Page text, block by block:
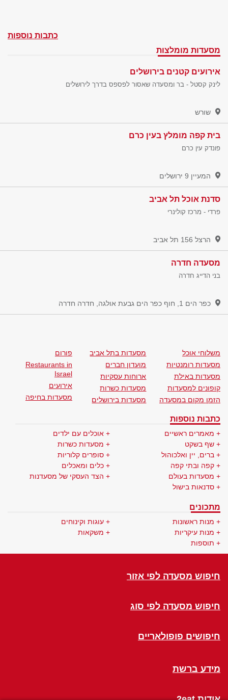
כתבות נוספות
מסעדות מומלצות
אירועים קטנים בירושלים
לינק קסטל - בר ומסעדה שאסור לפספס בדרך לירושלים
שורש
בית קפה מומלץ בעין כרם
פונדק עין כרם
המעיין 9 ירושלים
סדנת אוכל תל אביב
פרדי - מרכז קולינרי
הרצל 156 תל אביב
מסעדה חדרה
בני הדייג חדרה
כפר הים 1, חוף כפר הים גבעת אולגה, חדרה חדרה
משלוחי אוכל
מסעדות רומנטיות
מסעדות באילת
קופונים למסעדות
הזמן מקום במסעדה
מסעדות בתל אביב
מועדון חברים
ארוחות עסקיות
מסעדות כשרות
מסעדות בירושלים
פורום
Restaurants in
Israel
אירועים
מסעדות בחיפה
כתבות נוספות
מאמרים ראשיים
שף בשקט
ברים, יין ואלכוהול
קפה ובתי קפה
מסעדות בעולם
סדנאות בישול
אוכלים עם ילדים
מסעדות כשרות
סופרים קלוריות
כלים ומאכלים
הצד העסקי של מסעדנות
מתכונים
מנות ראשונות
מנות עיקריות
תוספות
עוגות וקינוחים
משקאות
חיפוש מסעדה לפי אזור
חיפוש מסעדה לפי סוג
חיפושים פופולאריים
מידע ברשת